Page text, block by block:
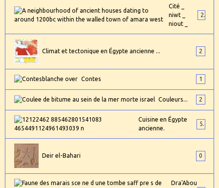
Cité _
niwt _
niout _
2
Climat et tectonique en Égypte ancienne ... 2
Contes 1
Couleurs... 2
Cuisine en Égypte
ancienne.
5
Deir el-Bahari 0
Dra'Abou